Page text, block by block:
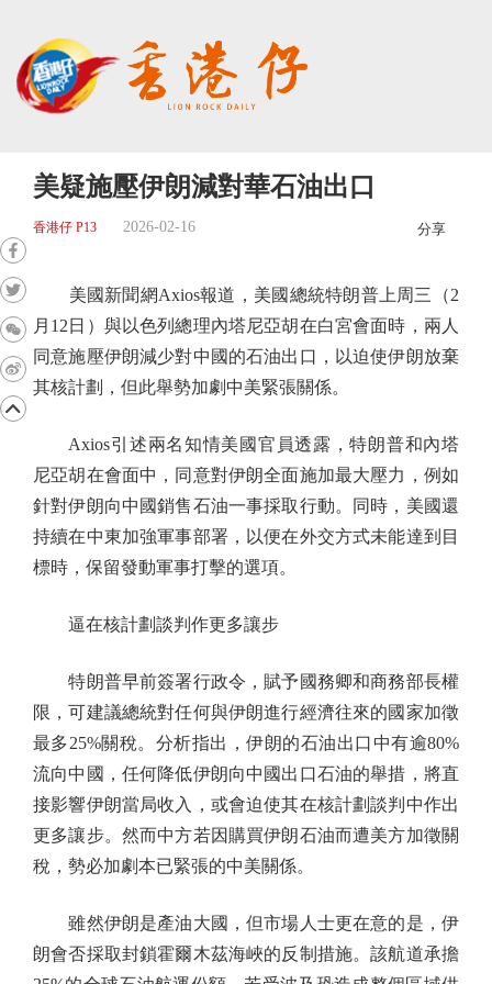
美疑施壓伊朗減對華石油出口
香港仔 P13 2026-02-16 分享
美國新聞網Axios報道，美國總統特朗普上周三（2
月12日）與以色列總理內塔尼亞胡在白宮會面時，兩人
同意施壓伊朗減少對中國的石油出口，以迫使伊朗放棄
其核計劃，但此舉勢加劇中美緊張關係。
Axios引述兩名知情美國官員透露，特朗普和內塔
尼亞胡在會面中，同意對伊朗全面施加最大壓力，例如
針對伊朗向中國銷售石油一事採取行動。同時，美國還
持續在中東加強軍事部署，以便在外交方式未能達到目
標時，保留發動軍事打擊的選項。
逼在核計劃談判作更多讓步
特朗普早前簽署行政令，賦予國務卿和商務部長權
限，可建議總統對任何與伊朗進行經濟往來的國家加徵
最多25%關稅。分析指出，伊朗的石油出口中有逾80%
流向中國，任何降低伊朗向中國出口石油的舉措，將直
接影響伊朗當局收入，或會迫使其在核計劃談判中作出
更多讓步。然而中方若因購買伊朗石油而遭美方加徵關
稅，勢必加劇本已緊張的中美關係。
雖然伊朗是產油大國，但市場人士更在意的是，伊
朗會否採取封鎖霍爾木茲海峽的反制措施。該航道承擔